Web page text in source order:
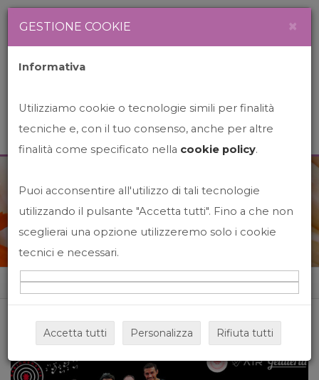
News&Events
Home News&events
GESTIONE COOKIE ×
Informativa
Utilizziamo cookie o tecnologie simili per finalità
tecniche e, con il tuo consenso, anche per altre
finalità come specificato nella cookie policy.
Puoi acconsentire all'utilizzo di tali tecnologie
utilizzando il pulsante "Accetta tutti". Fino a che non
sceglierai una opzione utilizzeremo solo i cookie
tecnici e necessari.
Accetta tutti Personalizza Rifiuta tutti